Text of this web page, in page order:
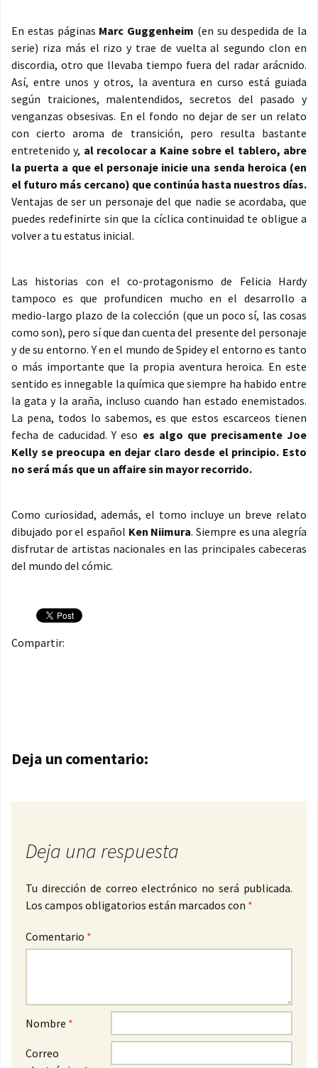
En estas páginas Marc Guggenheim (en su despedida de la
serie) riza más el rizo y trae de vuelta al segundo clon en
discordia, otro que llevaba tiempo fuera del radar arácnido.
Así, entre unos y otros, la aventura en curso está guiada
según traiciones, malentendidos, secretos del pasado y
venganzas obsesivas. En el fondo no dejar de ser un relato
con cierto aroma de transición, pero resulta bastante
entretenido y, al recolocar a Kaine sobre el tablero, abre
la puerta a que el personaje inicie una senda heroica (en
el futuro más cercano) que continúa hasta nuestros días.
Ventajas de ser un personaje del que nadie se acordaba, que
puedes redefinirte sin que la cíclica continuidad te obligue a
volver a tu estatus inicial.
Las historias con el co-protagonismo de Felicia Hardy
tampoco es que profundicen mucho en el desarrollo a
medio-largo plazo de la colección (que un poco sí, las cosas
como son), pero sí que dan cuenta del presente del personaje
y de su entorno. Y en el mundo de Spidey el entorno es tanto
o más importante que la propia aventura heroica. En este
sentido es innegable la química que siempre ha habido entre
la gata y la araña, incluso cuando han estado enemistados.
La pena, todos lo sabemos, es que estos escarceos tienen
fecha de caducidad. Y eso es algo que precisamente Joe
Kelly se preocupa en dejar claro desde el principio. Esto
no será más que un affaire sin mayor recorrido.
Como curiosidad, además, el tomo incluye un breve relato
dibujado por el español Ken Niimura. Siempre es una alegría
disfrutar de artistas nacionales en las principales cabeceras
del mundo del cómic.
Compartir:
Navegación de entradas
Deja un comentario:
Deja una respuesta
Tu dirección de correo electrónico no será publicada.
Los campos obligatorios están marcados con *
Comentario *
Nombre *
Correo